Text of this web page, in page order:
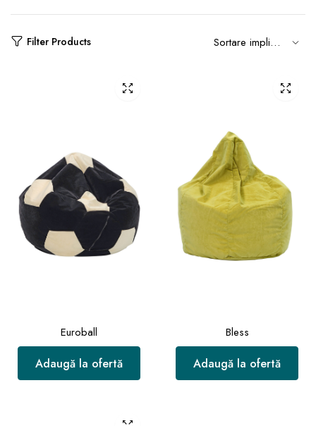
Filter Products
Euroball
Adaugă la ofertă
Bless
Adaugă la ofertă